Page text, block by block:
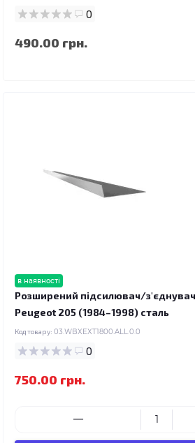
0
490.00 грн.
в наявності
Розширений підсилювач/з'єднувач
Peugeot 205 (1984–1998) сталь
Код товару: 03.WBXEXT1800.ALL.0.0
0
750.00 грн.